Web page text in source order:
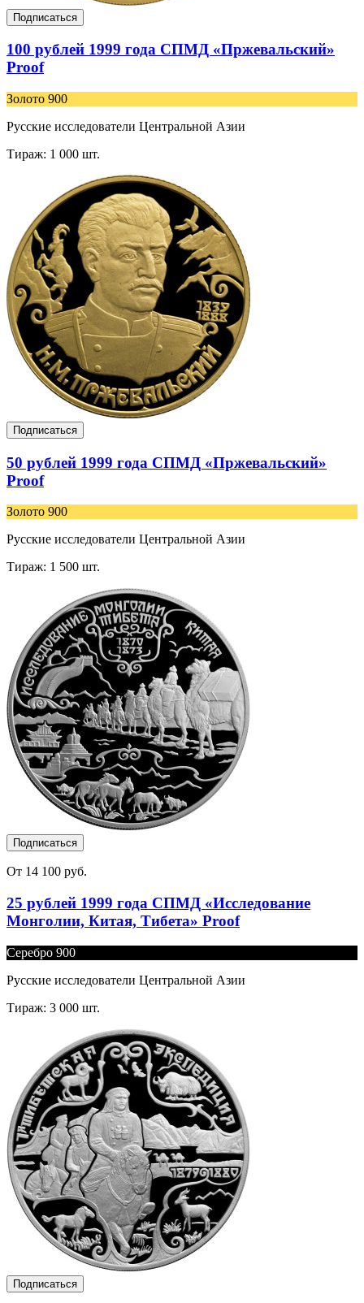
Подписаться
100 рублей 1999 года СПМД «Пржевальский»
Proof
Золото 900
Русские исследователи Центральной Азии
Тираж: 1 000 шт.
Подписаться
50 рублей 1999 года СПМД «Пржевальский»
Proof
Золото 900
Русские исследователи Центральной Азии
Тираж: 1 500 шт.
Подписаться
От 14 100 руб.
25 рублей 1999 года СПМД «Исследование
Монголии, Китая, Тибета» Proof
Серебро 900
Русские исследователи Центральной Азии
Тираж: 3 000 шт.
Подписаться